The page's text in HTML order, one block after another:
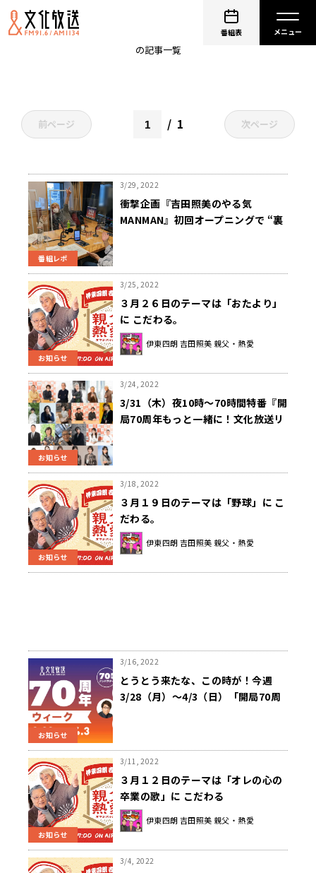
番組表
の記事一覧
前ページ 1 次ページ
番組レポ
3/29, 2022
衝撃企画『吉田照美のやる気
MANMAN』初回オープニングで “裏
お知らせ
3/25, 2022
３月２６日のテーマは「おたより」
に こだわる。
伊東四朗 吉田照美 親父・熱愛
お知らせ
3/24, 2022
3/31（木）夜10時〜70時間特番『開
局70周年もっと一緒に！文化放送リ
お知らせ
3/18, 2022
３月１９日のテーマは「野球」に こ
だわる。
伊東四朗 吉田照美 親父・熱愛
お知らせ
3/16, 2022
とうとう来たな、この時が！今週
3/28（月）～4/3（日）「開局70周
お知らせ
3/11, 2022
３月１２日のテーマは「オレの心の
卒業の歌」に こだわる
伊東四朗 吉田照美 親父・熱愛
3/4, 2022